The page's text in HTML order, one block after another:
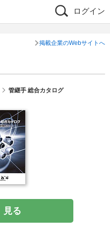
ログイン
掲載企業のWebサイトへ
管継手 総合カタログ
見る